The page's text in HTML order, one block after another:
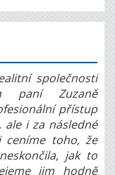
společnosti
paní Zuzaně
přístup
i za následné
ceníme toho, že
jak to
jim hodně